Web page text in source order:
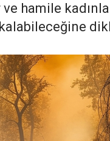
hamile
kalabileceğine